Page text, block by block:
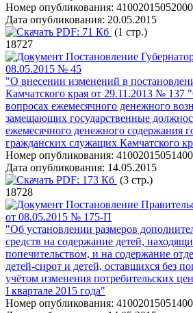
Номер опубликования:
Дата опубликования: 20.05.2015
PDF: 71 Кб (1 стр.)
18727
Постановление
08.05.2015 № 45
"О внесении изменений в
Камчатского края от 29.11.2013 № 137
вопросах ежемесячного денежного
замещающих государственные
ежемесячного денежного содержания
гражданских служащих Камчатского
Номер опубликования:
Дата опубликования: 14.05.2015
PDF: 173 Кб (3 стр.)
18728
Постановление
от 08.05.2015 № 175-П
"Об установлении размеров
средств на содержание детей,
попечительством, и на содержание
детей-сирот и детей, оставшихся без
учётом изменения потребительских
I квартале 2015 года"
Номер опубликования: